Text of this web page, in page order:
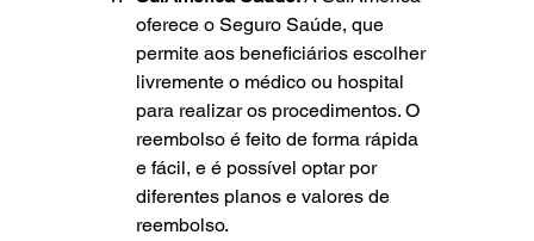
oferece o Seguro Saúde, que
permite aos beneficiários escolher
livremente o médico ou hospital
para realizar os procedimentos. O
reembolso é feito de forma rápida
e fácil, e é possível optar por
diferentes planos e valores de
reembolso.